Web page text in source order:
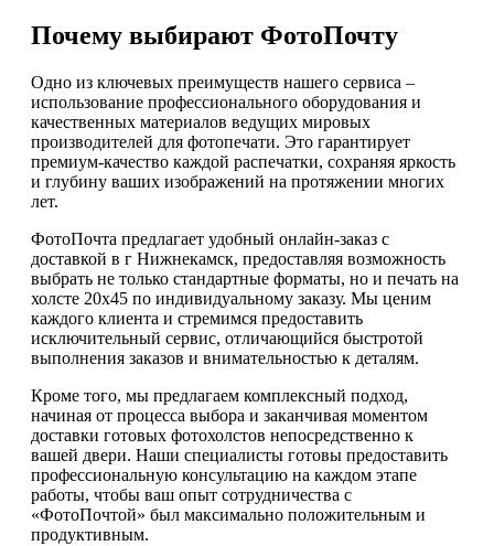
Почему выбирают ФотоПочту
Одно из ключевых преимуществ нашего сервиса –
использование профессионального оборудования и
качественных материалов ведущих мировых
производителей для фотопечати. Это гарантирует
премиум-качество каждой распечатки, сохраняя яркость
и глубину ваших изображений на протяжении многих
лет.
ФотоПочта предлагает удобный онлайн-заказ с
доставкой в г Нижнекамск, предоставляя возможность
выбрать не только стандартные форматы, но и печать на
холсте 20х45 по индивидуальному заказу. Мы ценим
каждого клиента и стремимся предоставить
исключительный сервис, отличающийся быстротой
выполнения заказов и внимательностью к деталям.
Кроме того, мы предлагаем комплексный подход,
начиная от процесса выбора и заканчивая моментом
доставки готовых фотохолстов непосредственно к
вашей двери. Наши специалисты готовы предоставить
профессиональную консультацию на каждом этапе
работы, чтобы ваш опыт сотрудничества с
«ФотоПочтой» был максимально положительным и
продуктивным.